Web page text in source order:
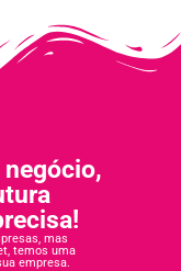
negócio,
mas
temos uma
empresa.